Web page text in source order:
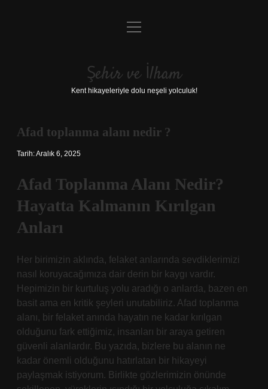
Anasayfa
Yasal Uyarı
menüyü
Şehir ve İlham
Kent hikayeleriyle dolu neşeli yolculuk!
Afad toplanma alanı nedir ?
Tarih: Aralık 6, 2025
Afad Toplanma Alanı Nedir?
Hayatta Kalmanın Kırılgan
Anları
Her birimizin aklında, felaket anlarında sevdiklerimizi
nasıl koruyacağımıza dair derin bir kaygı vardır.
Hepimizin bir kurtuluş yolu aradığı o anlarda, bazen en
basit ama en kritik şeyleri unutabiliriz. Afad toplanma
alanı, bir felaket anında hayatın ne kadar kırılgan
olduğunu fark ettiğimiz, insanları bir araya getiren
güvenli alanlardır. Bu yazıda, bizlere bu alanın ne
kadar önemli olduğunu hatırlatan bir hikayeyi
paylaşmak istiyorum. Birlikte gözlerimizin önünde